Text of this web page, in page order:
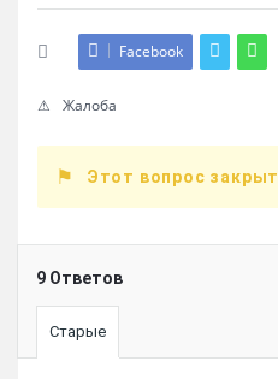
Facebook
Жалоба
Этот вопрос закрыт
9 Ответов
Старые